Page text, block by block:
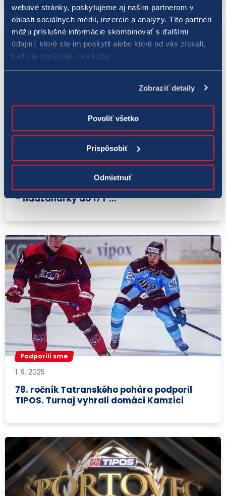
webové stránky, poskytujeme aj našim partnerom v
oblasti sociálnych médií, inzercie a analýzy. Títo partneri
môžu príslušné informácie skombinovať s ďalšími
údajmi, ktoré ste im poskytli alebo ktoré od vás získali,
keď ste používali ich služby.
Zobraziť detaily
Povoliť všetko
Prispôsobiť
Odmietnuť
3. 9. 2025
V ankete TIPOS Športovec mesiaca -
august 2025 triumfovali majsterky Európy
– hádzanárky do 17 r ...
Podporili sme
1. 9. 2025
78. ročník Tatranského pohára podporil
TIPOS. Turnaj vyhrali domáci Kamzíci